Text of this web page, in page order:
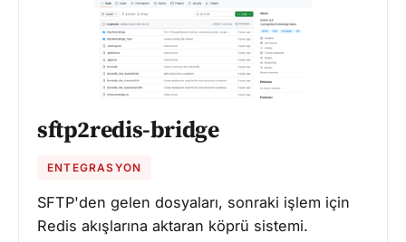
sftp2redis-bridge
ENTEGRASYON
SFTP'den gelen dosyaları, sonraki işlem için
Redis akışlarına aktaran köprü sistemi.